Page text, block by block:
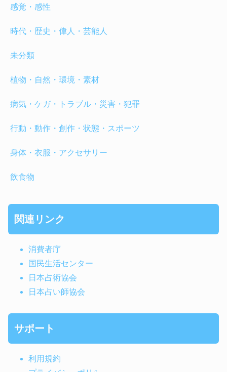
感覚・感性
時代・歴史・偉人・芸能人
未分類
植物・自然・環境・素材
病気・ケガ・トラブル・災害・犯罪
行動・動作・創作・状態・スポーツ
身体・衣服・アクセサリー
飲食物
関連リンク
消費者庁
国民生活センター
日本占術協会
日本占い師協会
サポート
利用規約